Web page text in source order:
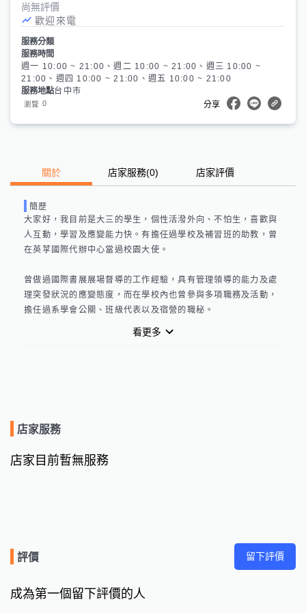
尚無評價
歡迎來電
服務分類
服務時間
週一 10:00 ~ 21:00、週二 10:00 ~ 21:00、週三 10:00 ~
21:00、週四 10:00 ~ 21:00、週五 10:00 ~ 21:00
服務地點台中市
瀏覽 0 分享
關於 店家服務(0) 店家評價
簡歷
大家好，我目前是大三的學生，個性活潑外向、不怕生，喜歡與
人互動，學習及應變能力快。有擔任過學校及補習班的助教，曾
在英莩國際代辦中心當過校園大使。
曾做過國際書展展場督導的工作經驗，具有管理領導的能力及處
理突發狀況的應變態度，而在學校內也曾參與多項職務及活動，
擔任過系學會公關、班級代表以及宿營的職秘。
看更多
店家服務
店家目前暫無服務
評價 留下評價
成為第一個留下評價的人